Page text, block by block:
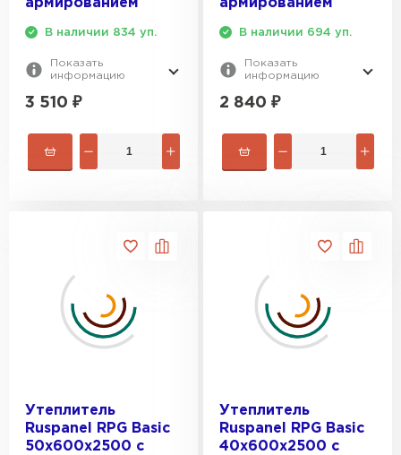
армированием
В наличии 834 уп.
Показать
информацию
3 510 ₽
армированием
В наличии 694 уп.
Показать
информацию
2 840 ₽
Утеплитель
Ruspanel RPG Basic
50х600х2500 с
Утеплитель
Ruspanel RPG Basic
40х600х2500 с
Утеплитель Izolife
ПЕРЕЙТИ
ВСЕ ПРОИЗВОДИТЕЛИ